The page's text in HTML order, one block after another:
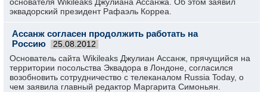
эквадорский президент Рафаэль Корреа.
Ассанж согласен продолжить работать на
Россию
25.08.2012
Основатель сайта Wikileaks Джулиан Ассанж, прячущийся на
территории посольства Эквадора в Лондоне, согласился
возобновить сотрудничество с телеканалом Russia Today, о
чем заявила главный редактор Маргарита Симоньян.